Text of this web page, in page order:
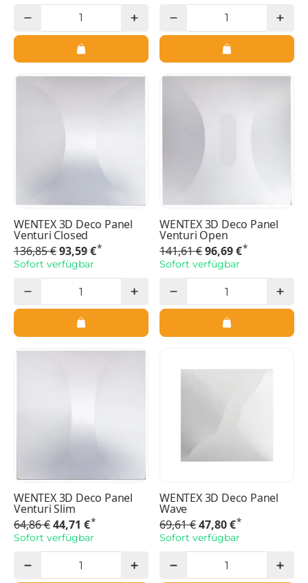
WENTEX 3D Deco Panel
Venturi Closed
136,85 €93,59 €*
Sofort verfügbar
WENTEX 3D Deco Panel
Venturi Open
141,61 €96,69 €*
Sofort verfügbar
WENTEX 3D Deco Panel
Venturi Slim
64,86 €44,71 €*
Sofort verfügbar
WENTEX 3D Deco Panel
Wave
69,61 €47,80 €*
Sofort verfügbar